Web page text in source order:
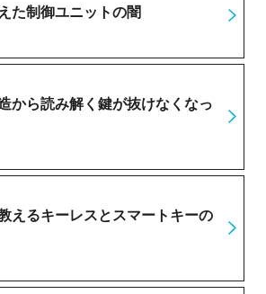
た制御ユニットの闇
から読み解く鍵が抜けなくなっ
えるキーレスとスマートキーの